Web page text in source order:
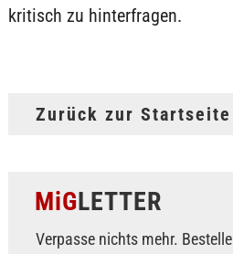
kritisch zu hinterfragen.
Zurück zur Startseite
MiGLETTER
Verpasse nichts mehr.